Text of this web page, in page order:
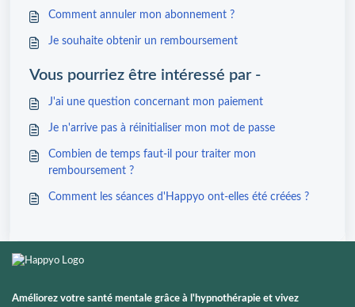
Comment annuler mon abonnement ?
Je souhaite obtenir un remboursement
Vous pourriez être intéressé par -
J'ai une question concernant mon paiement
Je n'arrive pas à réinitialiser mon mot de passe
Combien de temps faut-il pour traiter mon
remboursement ?
Comment les séances d'Happyo ont-elles été créées ?
Améliorez votre santé mentale grâce à l'hypnothérapie et vivez